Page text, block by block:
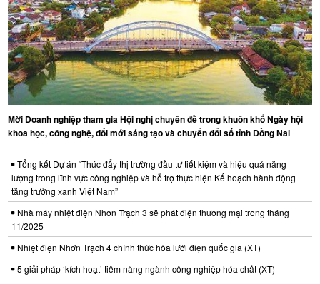
Mời Doanh nghiệp tham gia Hội nghị chuyên đề trong khuôn khổ Ngày hội
khoa học, công nghệ, đổi mới sáng tạo và chuyển đổi số tỉnh Đồng Nai
Tổng kết Dự án “Thúc đẩy thị trường đầu tư tiết kiệm và hiệu quả năng
lượng trong lĩnh vực công nghiệp và hỗ trợ thực hiện Kế hoạch hành động
tăng trưởng xanh Việt Nam”
Nhà máy nhiệt điện Nhơn Trạch 3 sẽ phát điện thương mại trong tháng
11/2025
Nhiệt điện Nhơn Trạch 4 chính thức hòa lưới điện quốc gia (XT)
5 giải pháp ‘kích hoạt’ tiềm năng ngành công nghiệp hóa chất (XT)